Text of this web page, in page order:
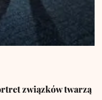
związków twarzą